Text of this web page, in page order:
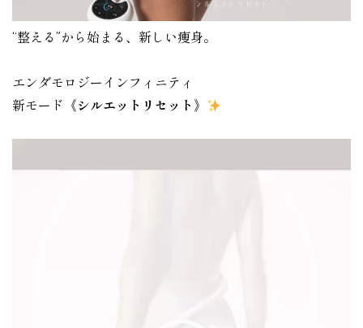
“整える”から始まる、新しい痩身。
エンダモロジーインフィニティ
新モード 《シルエットリセット》
画